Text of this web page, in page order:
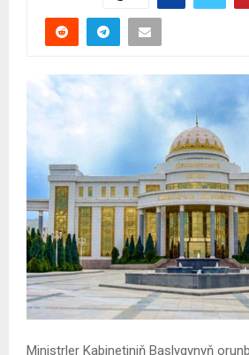
Ministrler Kabinetiniň Başlygynyň